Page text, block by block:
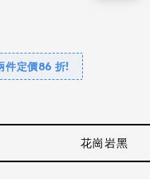
件定價86 折!
花崗岩黑